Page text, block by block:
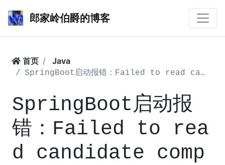
郎家岭伯爵的博客
首页 Java
SpringBoot启动报错：Failed to read candidate component class: URL
SpringBoot启动报
错：Failed to rea
d candidate comp